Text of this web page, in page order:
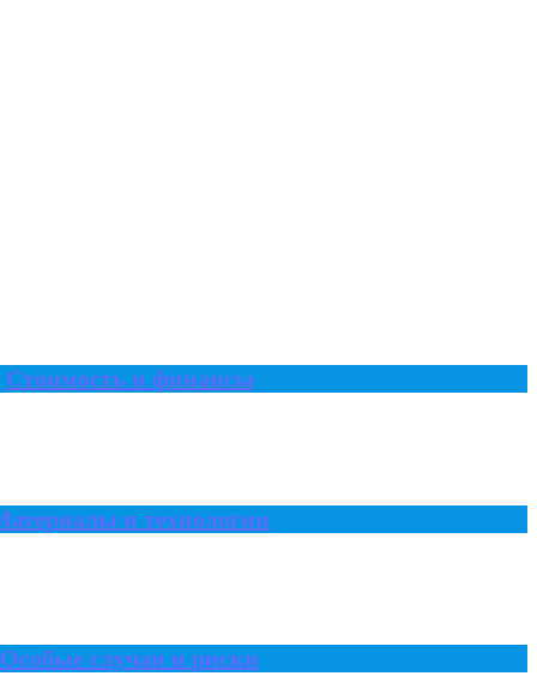
Стоимость и финансы
и технологии
Особые случаи и риски